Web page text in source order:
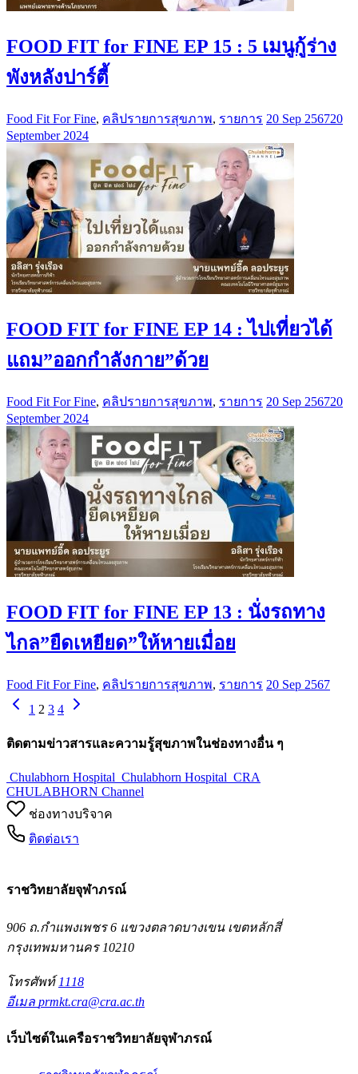
FOOD FIT for FINE EP 15 : 5 เมนูกู้ร่าง
พังหลังปาร์ตี้
Food Fit For Fine, คลิปรายการสุขภาพ, รายการ 20 Sep 256720
September 2024
FOOD FIT for FINE EP 14 : ไปเที่ยวได้
แถม”ออกกำลังกาย”ด้วย
Food Fit For Fine, คลิปรายการสุขภาพ, รายการ 20 Sep 256720
September 2024
FOOD FIT for FINE EP 13 : นั่งรถทาง
ไกล”ยืดเหยียด”ให้หายเมื่อย
Food Fit For Fine, คลิปรายการสุขภาพ, รายการ 20 Sep 2567
1 2 3 4
ติดตามข่าวสารและความรู้สุขภาพในช่องทางอื่น ๆ
Chulabhorn Hospital Chulabhorn Hospital CRA
CHULABHORN Channel
ช่องทางบริจาค
ติดต่อเรา
ราชวิทยาลัยจุฬาภรณ์
906 ถ.กำแพงเพชร 6 แขวงตลาดบางเขน เขตหลักสี่
กรุงเทพมหานคร 10210
โทรศัพท์ 1118
อีเมล prmkt.cra@cra.ac.th
เว็บไซต์ในเครือราชวิทยาลัยจุฬาภรณ์